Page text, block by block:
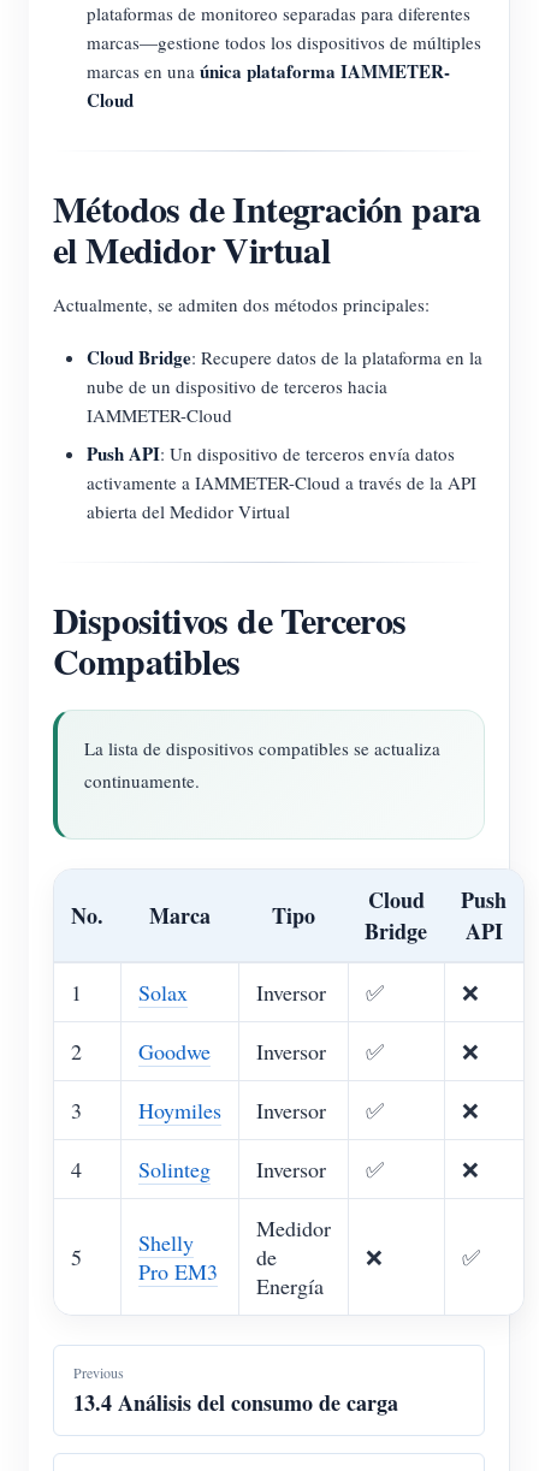
plataformas de monitoreo separadas para diferentes
marcas—gestione todos los dispositivos de múltiples
marcas en una única plataforma IAMMETER-
Cloud
Métodos de Integración para
el Medidor Virtual
Actualmente, se admiten dos métodos principales:
Cloud Bridge: Recupere datos de la plataforma en la
nube de un dispositivo de terceros hacia
IAMMETER-Cloud
Push API: Un dispositivo de terceros envía datos
activamente a IAMMETER-Cloud a través de la API
abierta del Medidor Virtual
Dispositivos de Terceros
Compatibles
La lista de dispositivos compatibles se actualiza
continuamente.
No. Marca Tipo
Cloud
Bridge
Push
API
1 Solax Inversor ✅ ❌
2 Goodwe Inversor ✅ ❌
3 Hoymiles Inversor ✅ ❌
4 Solinteg Inversor ✅ ❌
5
Shelly
Pro EM3
Medidor
de
Energía
❌ ✅
Previous
13.4 Análisis del consumo de carga